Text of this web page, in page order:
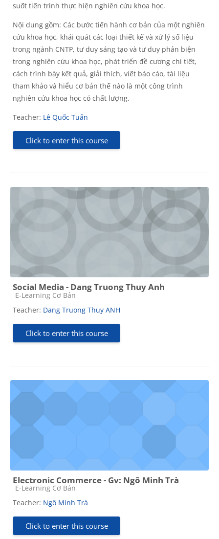
suốt tiến trình thực hiện nghiên cứu khoa học.
Nội dung gồm: Các bước tiến hành cơ bản của một nghiên
cứu khoa học, khái quát các loại thiết kế và xử lý số liệu
trong ngành CNTP, tư duy sáng tạo và tư duy phản biện
trong nghiên cứu khoa học, phát triển đề cương chi tiết,
cách trình bày kết quả, giải thích, viết báo cáo, tài liệu
tham khảo và hiểu cơ bản thế nào là một công trình
nghiên cứu khoa học có chất lượng.
Teacher: Lê Quốc Tuấn
Click to enter this course
Social Media - Dang Truong Thuy Anh
Course category
E-Learning Cơ Bản
Teacher: Dang Truong Thuy ANH
Click to enter this course
Electronic Commerce - Gv: Ngô Minh Trà
Course category
E-Learning Cơ Bản
Teacher: Ngô Minh Trà
Click to enter this course